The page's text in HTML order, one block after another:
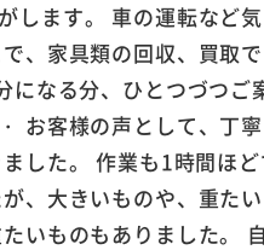
します。 車の運転など
、家具類の回収、買取
なる分、ひとつづつ
お客様の声として、丁
した。 作業も1時間ほ
、大きいものや、重た
いものもありました。